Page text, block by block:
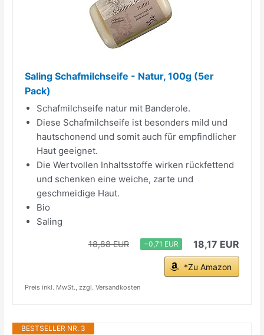
Saling Schafmilchseife - Natur, 100g (5er
Pack)
Schafmilchseife natur mit Banderole.
Diese Schafmilchseife ist besonders mild und
hautschonend und somit auch für empfindlicher
Haut geeignet.
Die Wertvollen Inhaltsstoffe wirken rückfettend
und schenken eine weiche, zarte und
geschmeidige Haut.
Bio
Saling
18,88 EUR −0,71 EUR 18,17 EUR
*Zu Amazon
Preis inkl. MwSt., zzgl. Versandkosten
BESTSELLER NR. 3